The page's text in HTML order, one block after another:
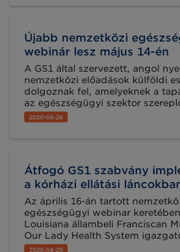
Újabb nemzetközi
webinár lesz május 14-én
A GS1 által szervezett, angol
nemzetközi előadások külföldi
dolgoznak fel, amelyeknek a
az egészségügyi szektor
profitálhatnak, tanulhatnak. A
webinar időpontja 2020. május
2020-04-28
Átfogó GS1 szabvány
a kórházi ellátási
Az április 16-án tartott
egészségügyi webinar
Louisiana állambeli Franciscan
Our Lady Health System
a térségbeli kórházakban
2020-04-28